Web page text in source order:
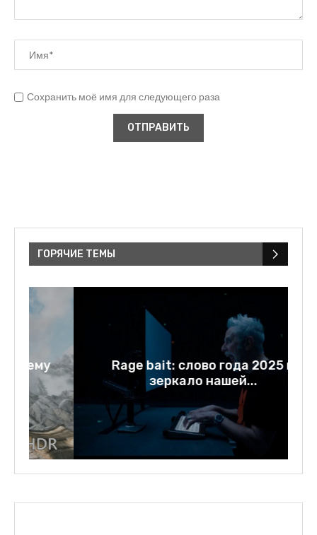
Сохранить моё имя для следующего раза
ГОРЯЧИЕ ТЕМЫ
Rage bait: слово года 2025 и
зеркало нашей...